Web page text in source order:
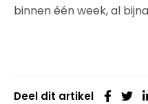
binnen één week, al
Deel dit artikel